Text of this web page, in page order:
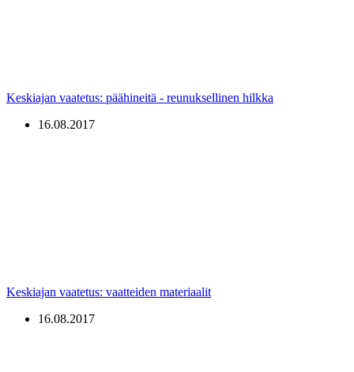
Keskiajan vaatetus: päähineitä - reunuksellinen hilkka
16.08.2017
Keskiajan vaatetus: vaatteiden materiaalit
16.08.2017